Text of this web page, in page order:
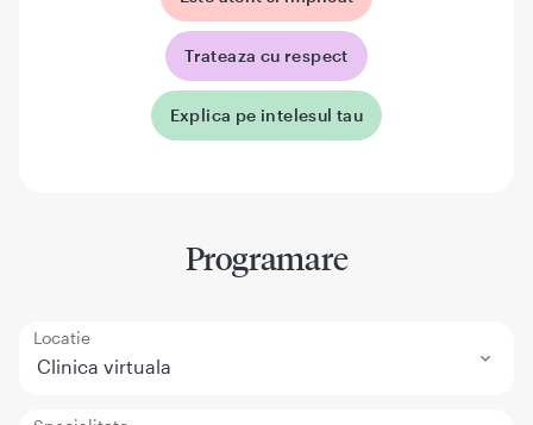
Trateaza cu respect
Explica pe intelesul tau
Programare
Locatie
Clinica virtuala